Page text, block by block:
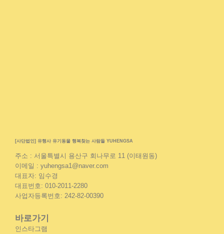
[사단법인] 유행사 유기동물 행복찾는 사람들 YUHENGSA
주소 : 서울특별시 용산구 회나무로 11 (이태원동)
이메일 : yuhengsa1@naver.com
대표자: 임수경
대표번호: 010-2011-2280
사업자등록번호: 242-82-00390
바로가기
인스타그램